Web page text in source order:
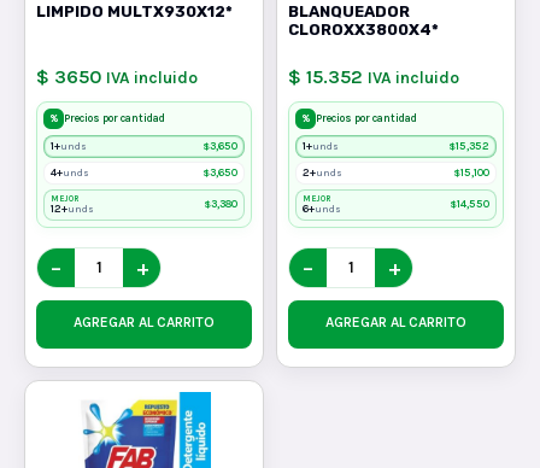
LIMPIDO MULTX930X12*
$ 3650 IVA incluido
% Precios por cantidad
1+unds $3,650
4+unds $3,650
MEJOR
12+unds $3,380
− +
AGREGAR AL CARRITO
BLANQUEADOR
CLOROXX3800X4*
$ 15.352 IVA incluido
% Precios por cantidad
1+unds $15,352
2+unds $15,100
MEJOR
6+unds $14,550
− +
AGREGAR AL CARRITO